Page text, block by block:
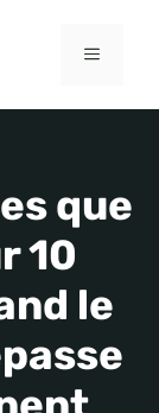
MENU
que
10
le